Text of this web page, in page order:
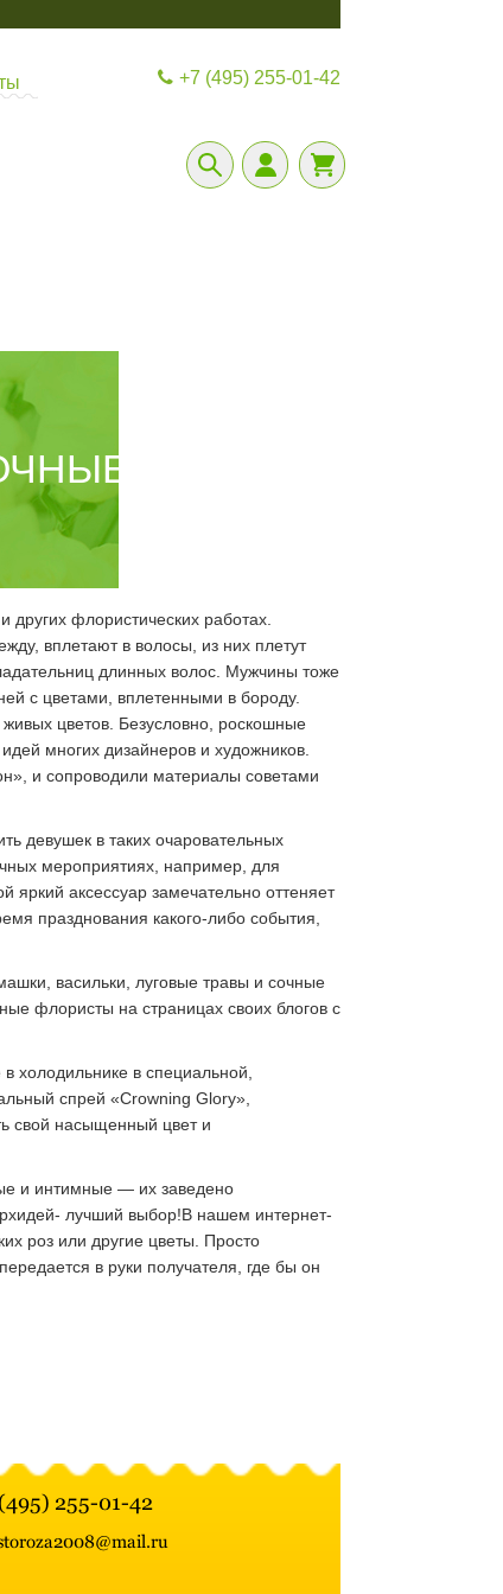
+7 (495) 255-01-42
КОРОНЫ
флористических работах.
вплетают в волосы, из них плетут
длинных волос. Мужчины тоже
с цветами, вплетенными в бороду.
цветов. Безусловно, роскошные
многих дизайнеров и художников.
и сопроводили материалы советами
девушек в таких очаровательных
мероприятиях, например, для
аксессуар замечательно оттеняет
празднования какого-либо события,
васильки, луговые травы и сочные
флористы на страницах своих блогов с
холодильнике в специальной,
спрей «Crowning Glory»,
свой насыщенный цвет и
и интимные — их заведено
лучший выбор!В нашем интернет-
роз или другие цветы. Просто
в руки получателя, где бы он
255-01-42